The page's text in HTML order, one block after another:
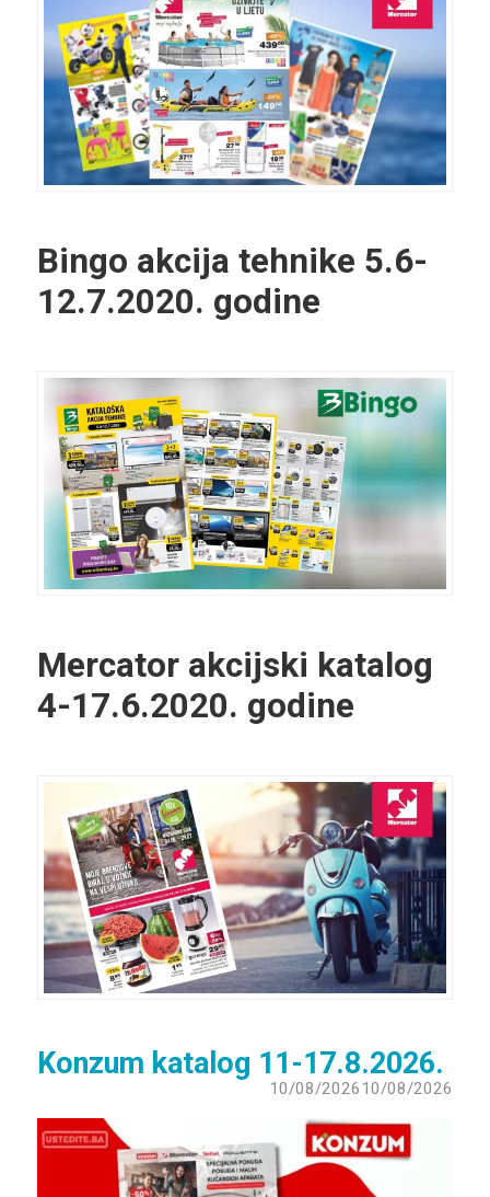
Bingo akcija tehnike 5.6-
12.7.2020. godine
Mercator akcijski katalog
4-17.6.2020. godine
Konzum katalog 11-17.8.2026.
10/08/2026 10/08/2026